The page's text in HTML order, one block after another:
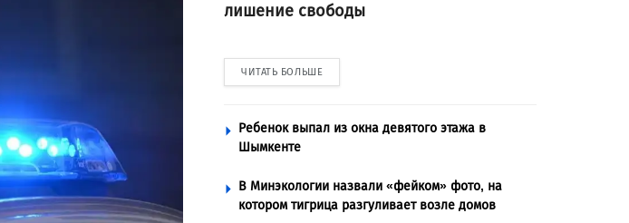
лишение свободы
ЧИТАТЬ БОЛЬШЕ
Ребенок выпал из окна девятого этажа в
Шымкенте
В Минэкологии назвали «фейком» фото, на
котором тигрица разгуливает возле домов